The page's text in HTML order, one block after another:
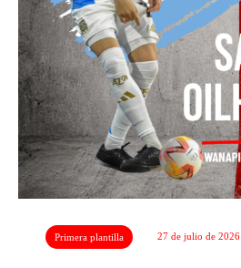
Primera plantilla 27 de julio de 2026